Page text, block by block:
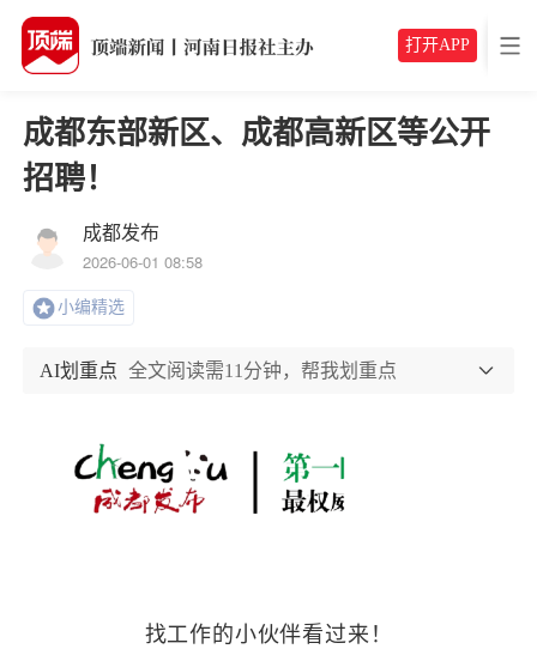
打开APP
成都东部新区、成都高新区等公开
招聘！
成都发布
2026-06-01 08:58
小编精选
AI划重点 全文阅读需11分钟，帮我划重点
找工作的小伙伴看过来！